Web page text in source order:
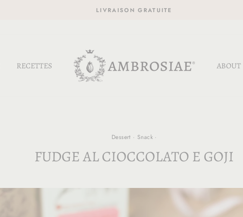
LIVRAISON GRATUITE
RECETTES ABOUT
Dessert · Snack ·
FUDGE AL CIOCCOLATO E GOJI